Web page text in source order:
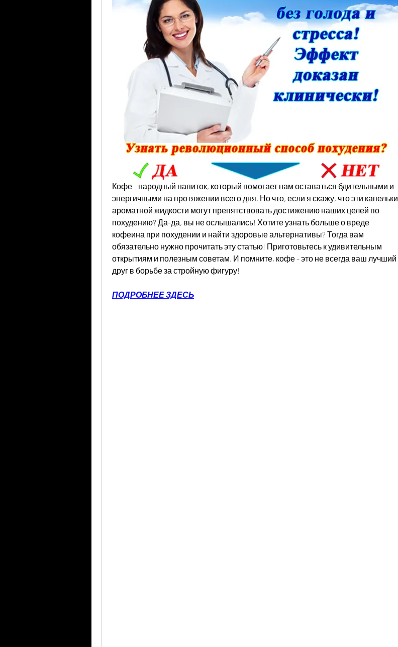
Кофе - народный напиток, который помогает нам оставаться бдительными и
энергичными на протяжении всего дня. Но что, если я скажу, что эти капельки
ароматной жидкости могут препятствовать достижению наших целей по
похудению? Да-да, вы не ослышались! Хотите узнать больше о вреде
кофеина при похудении и найти здоровые альтернативы? Тогда вам
обязательно нужно прочитать эту статью! Приготовьтесь к удивительным
открытиям и полезным советам. И помните, кофе - это не всегда ваш лучший
друг в борьбе за стройную фигуру!
ПОДРОБНЕЕ ЗДЕСЬ